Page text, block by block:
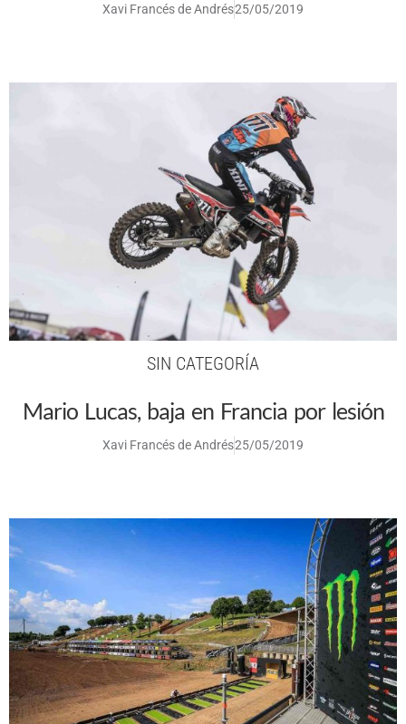
Xavi Francés de Andrés25/05/2019
SIN CATEGORÍA
Mario Lucas, baja en Francia por lesión
Xavi Francés de Andrés25/05/2019